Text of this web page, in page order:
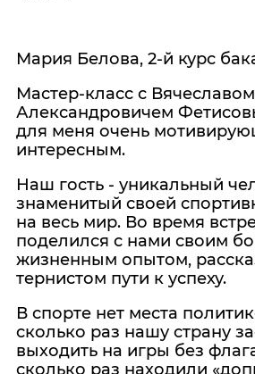
Мария Белова, 2-й курс
Мастер-класс с Вячеславом
Александровичем
для меня очень
интересным.
Наш гость - уникальный
знаменитый своей
на весь мир. Во время
поделился с нами своим
жизненным опытом,
тернистом пути к успеху.
В спорте нет места
сколько раз нашу страну
выходить на игры без
сколько раз находили